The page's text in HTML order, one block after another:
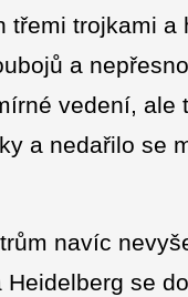
třemi trojkami a
a
vedení, ale
a nedařilo se
navíc
Heidelberg se